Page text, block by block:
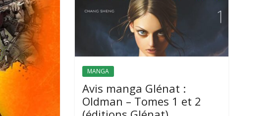
MANGA
Avis manga Glénat :
Oldman – Tomes 1 et 2